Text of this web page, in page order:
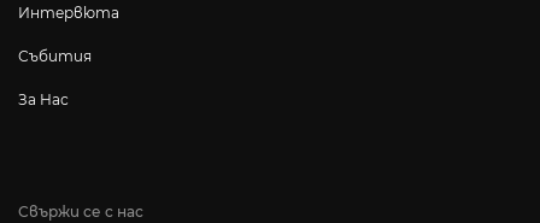
Свържи се с нас
Интервюта
Събития
За Нас